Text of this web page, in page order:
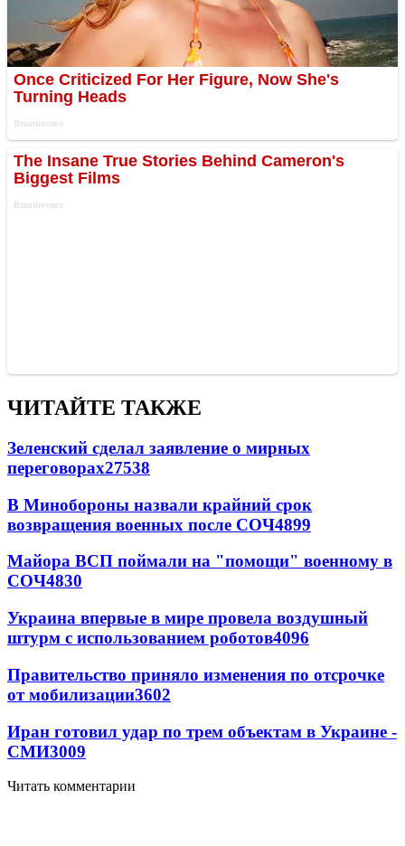
ЧИТАЙТЕ ТАКЖЕ
Зеленский сделал заявление о мирных
переговорах27538
В Минобороны назвали крайний срок
возвращения военных после СОЧ4899
Майора ВСП поймали на "помощи" военному в
СОЧ4830
Украина впервые в мире провела воздушный
штурм с использованием роботов4096
Правительство приняло изменения по отсрочке
от мобилизации3602
Иран готовил удар по трем объектам в Украине -
СМИ3009
Читать комментарии